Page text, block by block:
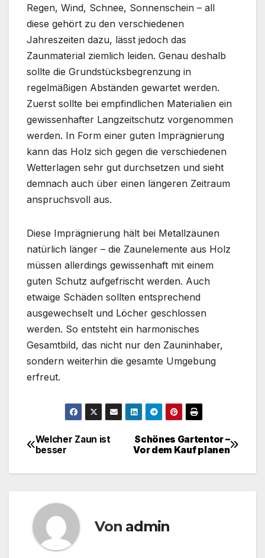
Regen, Wind, Schnee, Sonnenschein – all
diese gehört zu den verschiedenen
Jahreszeiten dazu, lässt jedoch das
Zaunmaterial ziemlich leiden. Genau deshalb
sollte die Grundstücksbegrenzung in
regelmäßigen Abständen gewartet werden.
Zuerst sollte bei empfindlichen Materialien ein
gewissenhafter Langzeitschutz vorgenommen
werden. In Form einer guten Imprägnierung
kann das Holz sich gegen die verschiedenen
Wetterlagen sehr gut durchsetzen und sieht
demnach auch über einen längeren Zeitraum
anspruchsvoll aus.
Diese Imprägnierung hält bei Metallzäunen
natürlich länger – die Zaunelemente aus Holz
müssen allerdings gewissenhaft mit einem
guten Schutz aufgefrischt werden. Auch
etwaige Schäden sollten entsprechend
ausgewechselt und Löcher geschlossen
werden. So entsteht ein harmonisches
Gesamtbild, das nicht nur den Zauninhaber,
sondern weiterhin die gesamte Umgebung
erfreut.
Beitragsnavigation
Schönes Gartentor –
Vor dem Kauf planen
Welcher Zaun ist
besser
Von admin